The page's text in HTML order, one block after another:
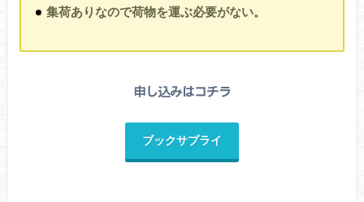
集荷ありなので荷物を運ぶ必要がない。
申し込みはコチラ
ブックサプライ